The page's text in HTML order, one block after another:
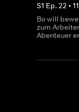
S1 Ep. 22 • 11
Bo will
zum
Abenteuer